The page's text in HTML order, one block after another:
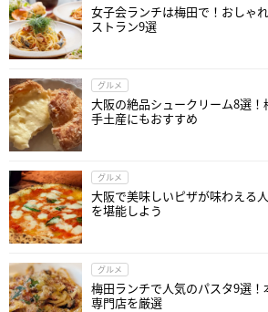
女子会ランチは梅田で！おしゃ
ストラン9選
グルメ
大阪の絶品シュークリーム8選
手土産にもおすすめ
グルメ
大阪で美味しいピザが味わえる
を堪能しよう
グルメ
梅田ランチで人気のパスタ9選！
専門店を厳選